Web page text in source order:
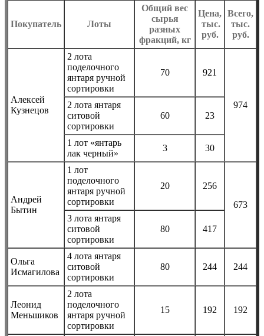
Покупатель Лоты
Общий вес
сырья
разных
фракций, кг
Цена,
тыс.
руб.
Всего,
тыс.
руб.
Алексей
Кузнецов
2 лота
поделочного
янтаря ручной
сортировки
70 921
974
2 лота янтаря
ситовой
сортировки
60 23
1 лот «янтарь
лак черный»
3 30
Андрей
Бытин
1 лот
поделочного
янтаря ручной
сортировки
20
256
673
3 лота янтаря
ситовой
сортировки
80 417
Ольга
Исмагилова
4 лота янтаря
ситовой
сортировки
80 244 244
Леонид
Меньшиков
2 лота
поделочного
янтаря ручной
сортировки
15 192 192